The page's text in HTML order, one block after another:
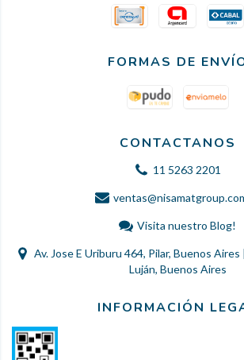
FORMAS DE
CONTACTANOS
11 5263 2201
Visita nuestro Blog!
Av. Jose E Uriburu 464, Pilar, Buenos
Luján, Buenos Aires
INFORMACIÓN